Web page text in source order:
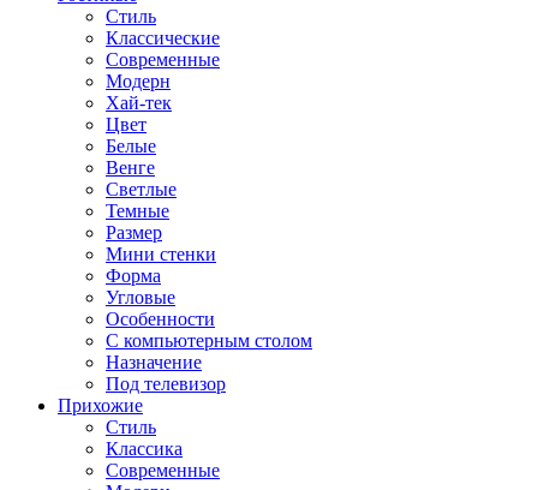
Стиль
Классические
Современные
Модерн
Хай-тек
Цвет
Белые
Венге
Светлые
Темные
Размер
Мини стенки
Форма
Угловые
Особенности
С компьютерным столом
Назначение
Под телевизор
Прихожие
Стиль
Классика
Современные